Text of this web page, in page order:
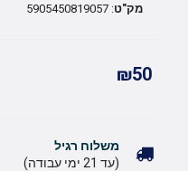
מק"ט: 5905450819057
₪50
משלוח רגיל
(עד 21 ימי עבודה)